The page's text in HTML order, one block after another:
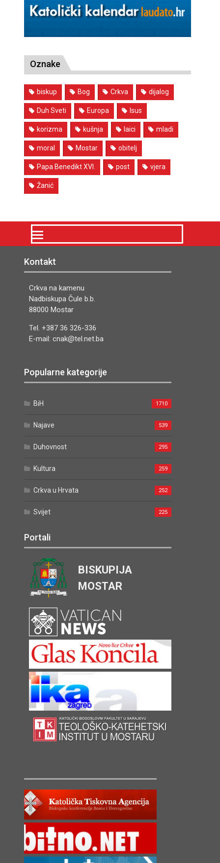
Oznake
biskup Bog Crkva dijalog
Duh Sveti Europa Isus
korizma kušnja laici mladi
moral Mostar obitelj
Papa Benedikt XVI. post vjera
Žanić
Kontakt
Crkva na kamenu
Nadbiskupa Čule b.b.
88000 Mostar
Tel. +387 36 326-336
E-mail: cnak@tel.net.ba
Popularne kategorije
BiH 1710
Najave 539
Duhovnost 295
Kultura 259
Crkva u Hrvata 252
Svijet 225
Portali
BISKUPIJA
MOSTAR